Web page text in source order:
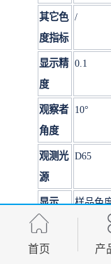
其它色
度指标
/
显示精
度
0.1
观察者
角度
10°
观测光
源
D65
显示
样品色
仿真，
首页 产